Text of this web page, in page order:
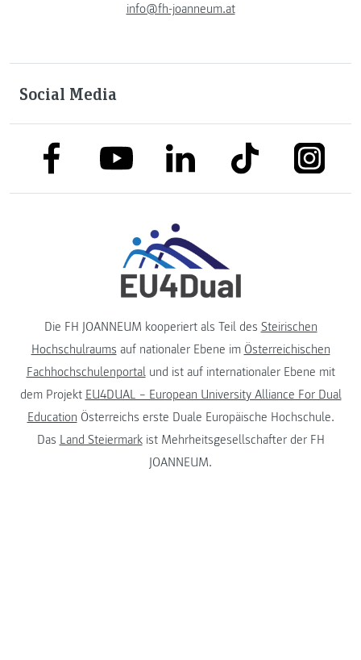
info@fh-joanneum.at
Social Media
link to facebooklink to youtubelink to linkedinlink to tiktok
Die FH JOANNEUM kooperiert als Teil des Steirischen
Hochschulraums auf nationaler Ebene im Österreichischen
Fachhochschulenportalund ist auf internationaler Ebene mit
dem Projekt EU4DUAL – European University Alliance For Dual
Education Österreichs erste Duale Europäische Hochschule.
Das Land Steiermarkist Mehrheitsgesellschafter der FH
JOANNEUM.